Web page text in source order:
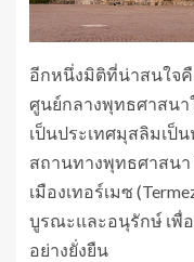
อีกหนึ่งมิติที่น่าสนใจ
ศูนย์กลางพุทธศาสนา
เป็นประเทศมุสลิมเป็
สถานทางพุทธศาสนา
เมืองเทอร์เมซ
บูรณะและอนุรักษ์ เพื่
อย่างยั่งยืน